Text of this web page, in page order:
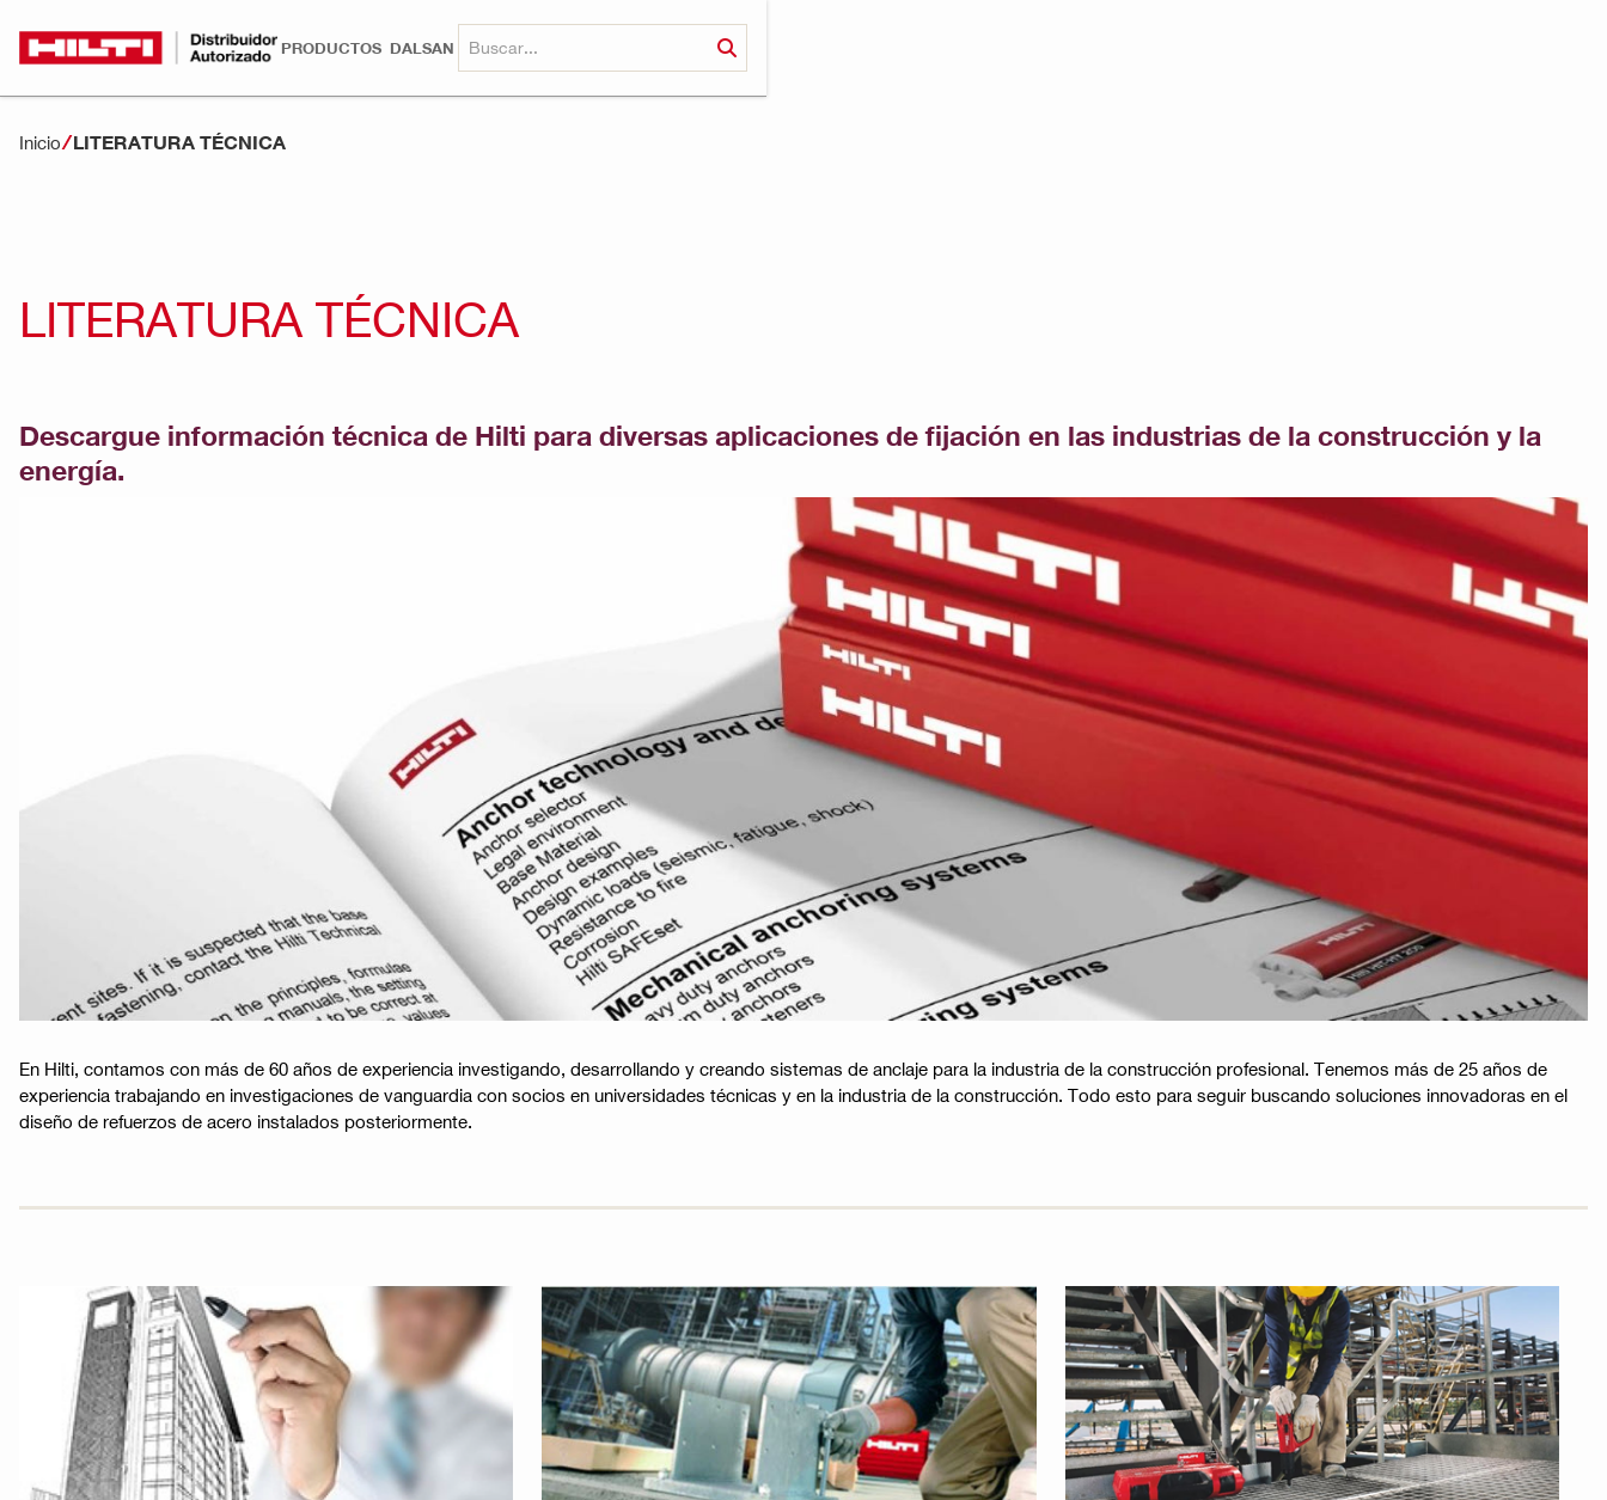
PRODUCTOS DALSAN
Inicio LITERATURA TÉCNICA
LITERATURA TÉCNICA
Descargue información técnica de Hilti para diversas aplicaciones de fijación en las industrias de la construcción y la
energía.
En Hilti, contamos con más de 60 años de experiencia investigando, desarrollando y creando sistemas de anclaje para la industria de la construcción profesional. Tenemos más de 25 años de
experiencia trabajando en investigaciones de vanguardia con socios en universidades técnicas y en la industria de la construcción. Todo esto para seguir buscando soluciones innovadoras en el
diseño de refuerzos de acero instalados posteriormente.